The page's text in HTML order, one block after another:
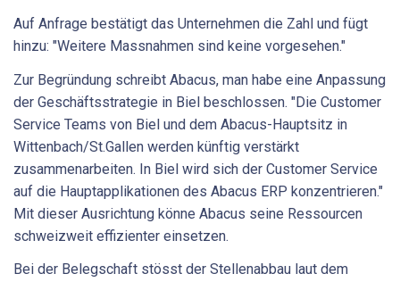
Auf Anfrage bestätigt das Unternehmen die Zahl und fügt
hinzu: "Weitere Massnahmen sind keine vorgesehen."
Zur Begründung schreibt Abacus, man habe eine Anpassung
der Geschäftsstrategie in Biel beschlossen. "Die Customer
Service Teams von Biel und dem Abacus-Hauptsitz in
Wittenbach/St.Gallen werden künftig verstärkt
zusammenarbeiten. In Biel wird sich der Customer Service
auf die Hauptapplikationen des Abacus ERP konzentrieren."
Mit dieser Ausrichtung könne Abacus seine Ressourcen
schweizweit effizienter einsetzen.
Bei der Belegschaft stösst der Stellenabbau laut dem